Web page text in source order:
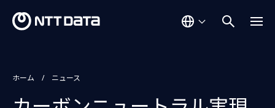
ホーム ニュース